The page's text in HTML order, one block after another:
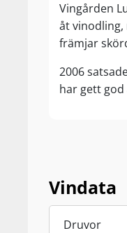
Vingården
åt vinodling,
främjar
2006
har gett
Vindata
Druvor